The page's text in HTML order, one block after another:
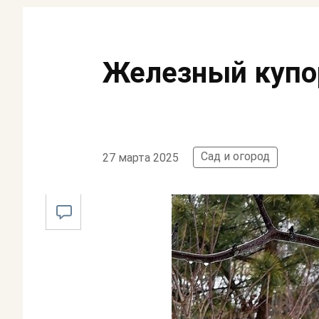
Железный
27 марта 2025 Сад и огород